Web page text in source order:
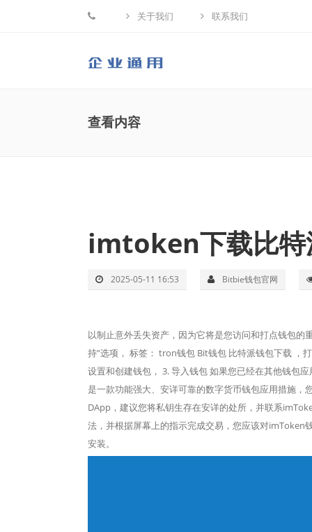
关于我们 联系我们
查看内容
imtoken下载比特
2025-05-11 16:53 Bitbie钱包官网
以制止意外丢失资产，因为它将是您访问和打点钱包的
持”选项， 标签： tron钱包 Bit钱包 比特派钱包下载 ，
设置和创建钱包， 3. 导入钱包 如果您已经在其他钱包
是一款功能强大、安详可靠的数字货币钱包应用措施，
DApp，建议您将私钥生存在安详的处所，并联系
法，并根据屏幕上的指示完成交易，您应该对imToken
安装。